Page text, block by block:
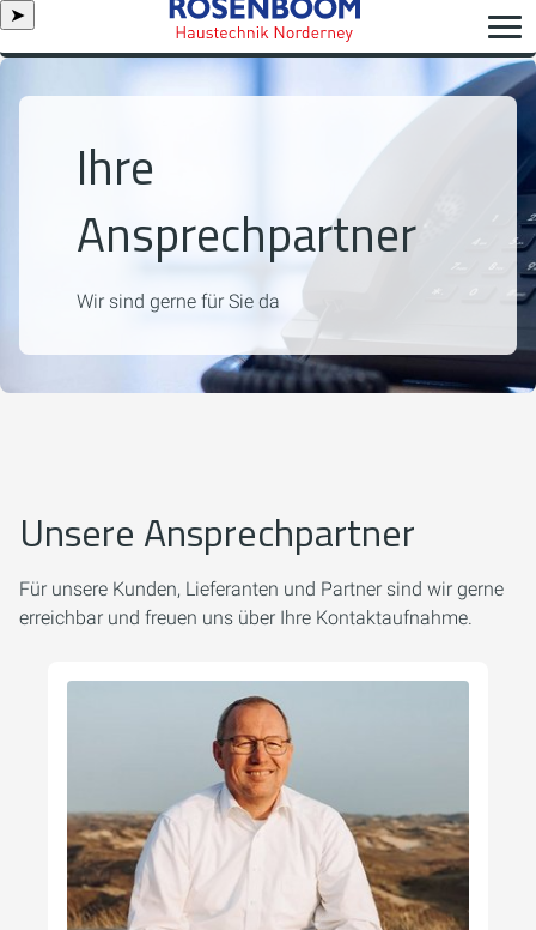
➤
Ihre
Ansprechpartner
Wir sind gerne für Sie da
Unsere Ansprechpartner
Für unsere Kunden, Lieferanten und Partner sind wir gerne
erreichbar und freuen uns über Ihre Kontaktaufnahme.